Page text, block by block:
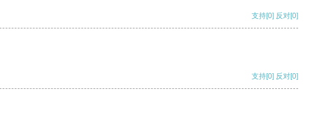
支持[0] 反对[0]
支持[0] 反对[0]